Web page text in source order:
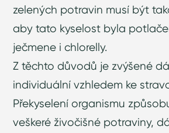
zelených potravin musí být
aby tato kyselost byla
ječmene i chlorelly.
Z těchto důvodů je zvýšené
individuální vzhledem ke
Překyselení organismu
veškeré živočišné potraviny,